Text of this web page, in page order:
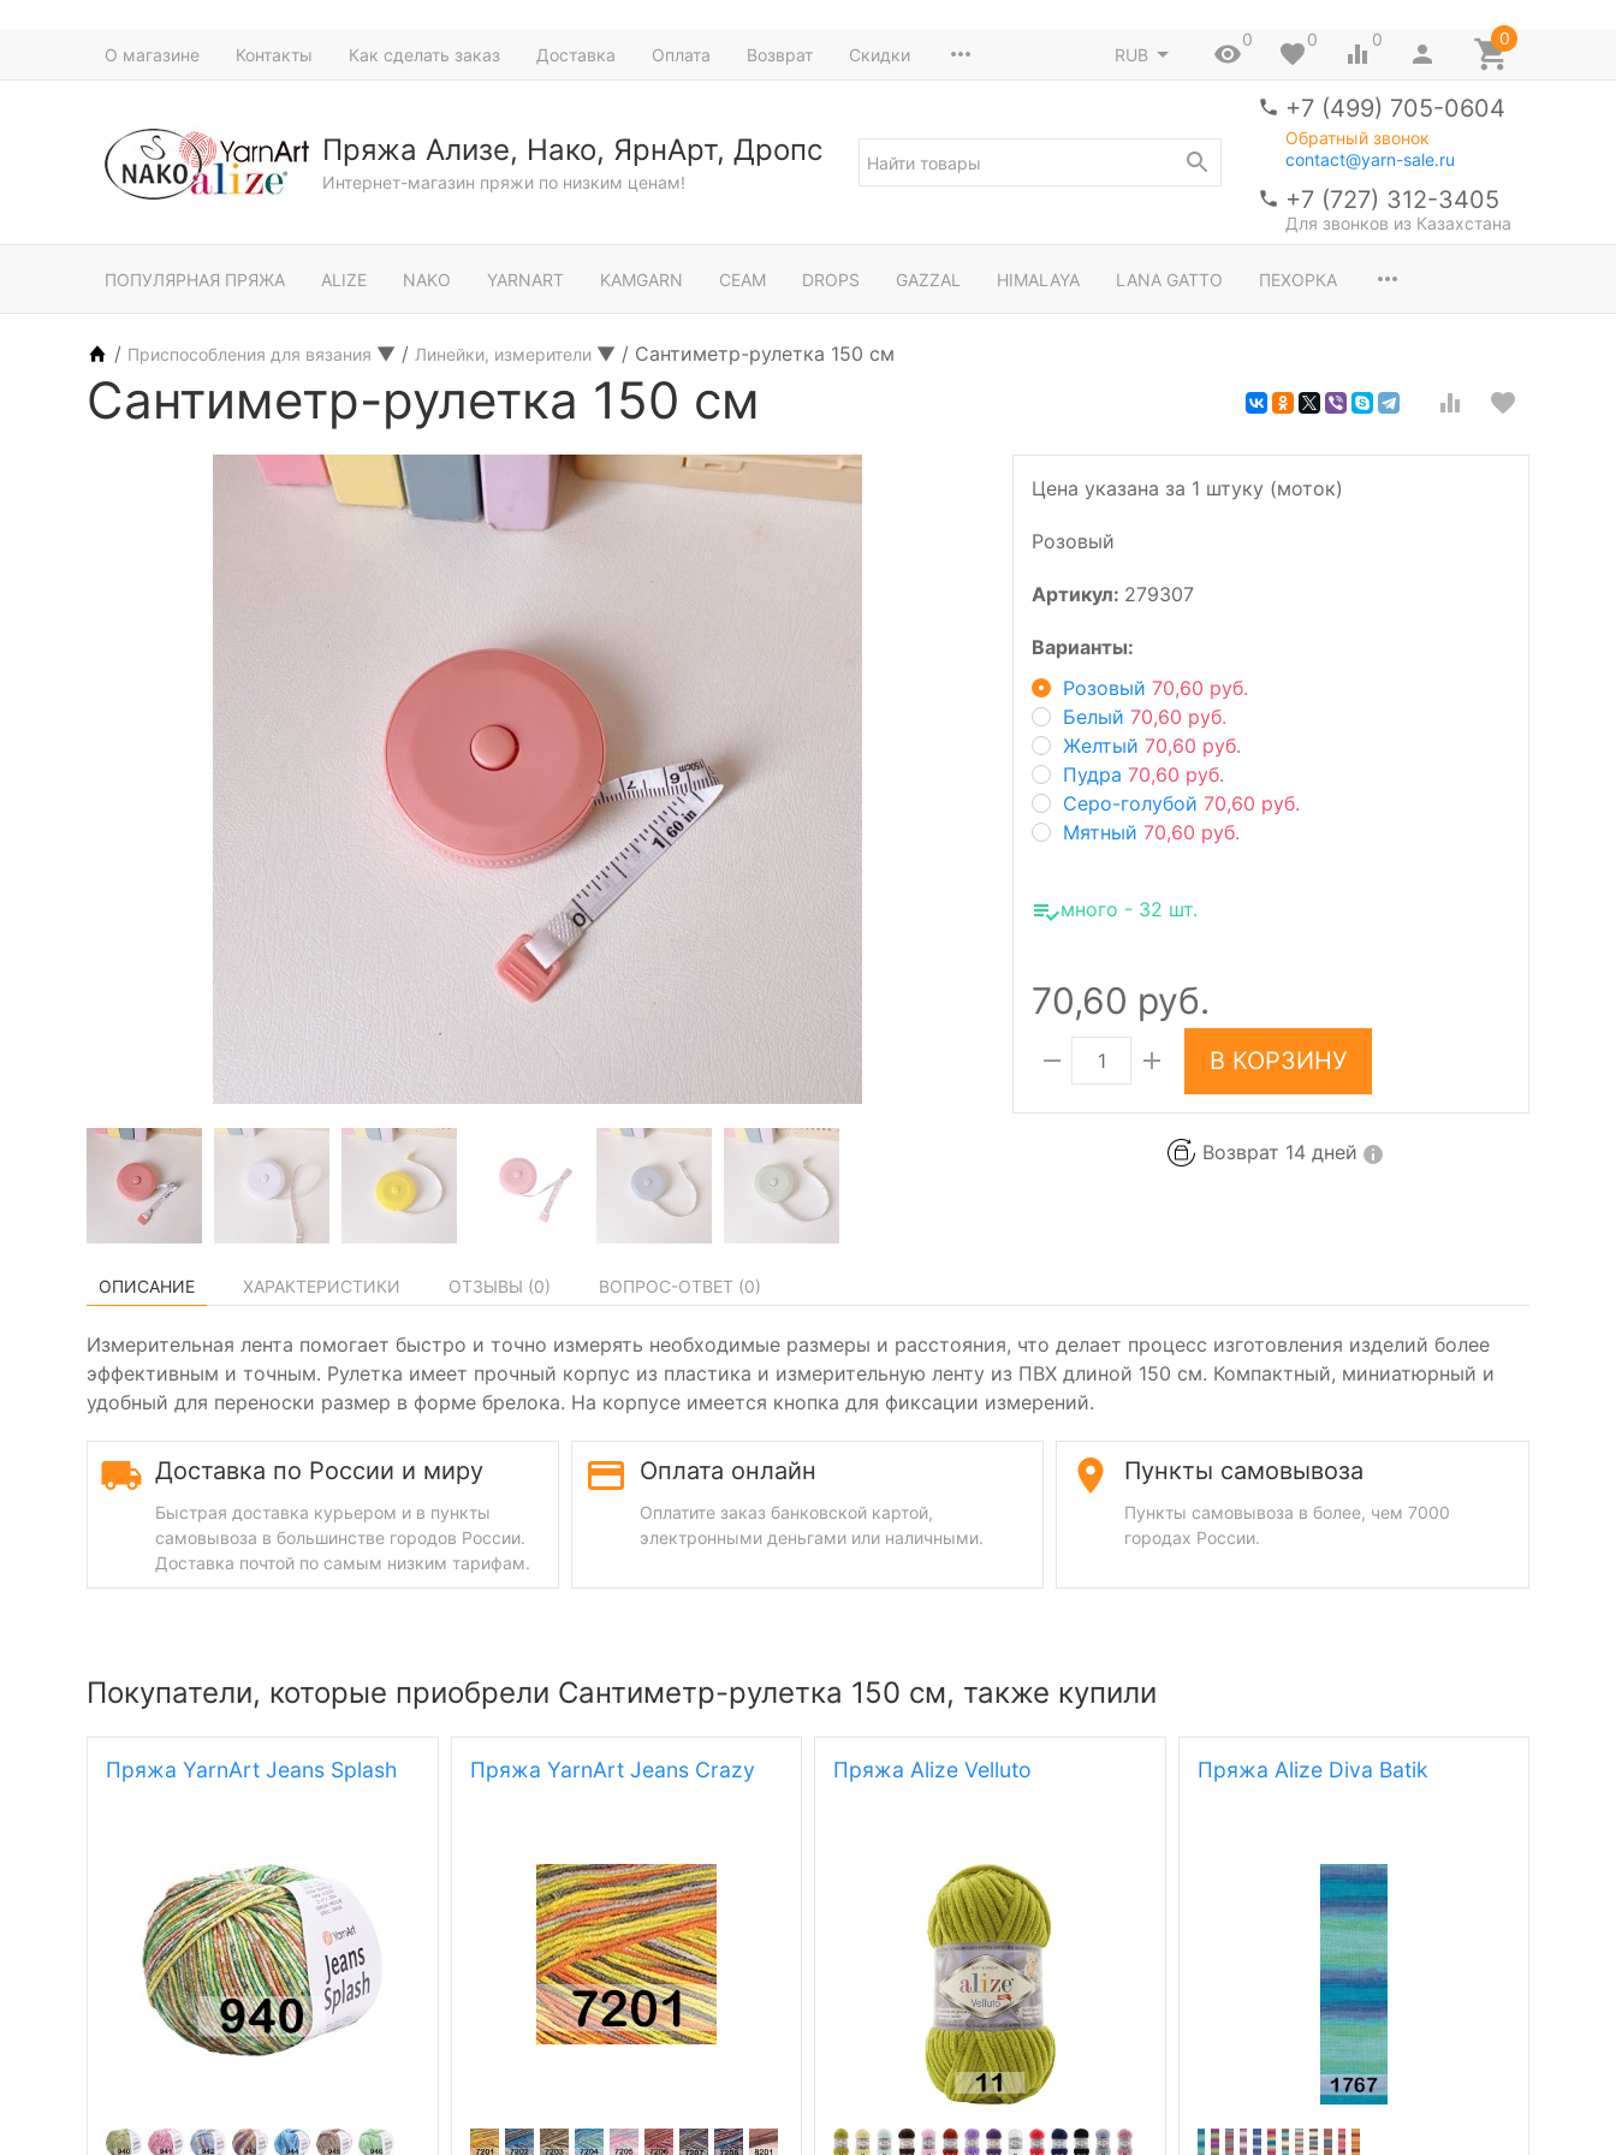
О магазине Контакты Как сделать заказ Доставка Оплата Возврат Скидки RUB
0 0 0 0
Пряжа Ализе, Нако, ЯрнАрт, Дропс
Интернет-магазин пряжи по низким ценам!
+7 (499) 705-0604
Обратный звонок
contact@yarn-sale.ru
+7 (727) 312-3405
Для звонков из Казахстана
ПОПУЛЯРНАЯ ПРЯЖА ALIZE NAKO YARNART KAMGARN СЕАМ DROPS GAZZAL HIMALAYA LANA GATTO ПЕХОРКА
/ Приспособления для вязания ▼ / Линейки, измерители ▼ / Сантиметр-рулетка 150 см
Сантиметр-рулетка 150 см
Цена указана за 1 штуку (моток)
Розовый
Артикул: 279307
Варианты:
Розовый 70,60 руб.
Белый 70,60 руб.
Желтый 70,60 руб.
Пудра 70,60 руб.
Серо-голубой 70,60 руб.
Мятный 70,60 руб.
много - 32 шт.
70,60 руб.
В КОРЗИНУ
Возврат 14 дней
ОПИСАНИЕ ХАРАКТЕРИСТИКИ ОТЗЫВЫ (0) ВОПРОС-ОТВЕТ (0)
Измерительная лента помогает быстро и точно измерять необходимые размеры и расстояния, что делает процесс изготовления изделий более
эффективным и точным. Рулетка имеет прочный корпус из пластика и измерительную ленту из ПВХ длиной 150 см. Компактный, миниатюрный и
удобный для переноски размер в форме брелока. На корпусе имеется кнопка для фиксации измерений.
Доставка по России и миру
Быстрая доставка курьером и в пункты
самовывоза в большинстве городов России.
Доставка почтой по самым низким тарифам.
Оплата онлайн
Оплатите заказ банковской картой,
электронными деньгами или наличными.
Пункты самовывоза
Пункты самовывоза в более, чем 7000
городах России.
Покупатели, которые приобрели Сантиметр-рулетка 150 см, также купили
Пряжа YarnArt Jeans Splash Пряжа YarnArt Jeans Crazy Пряжа Alize Velluto Пряжа Alize Diva Batik